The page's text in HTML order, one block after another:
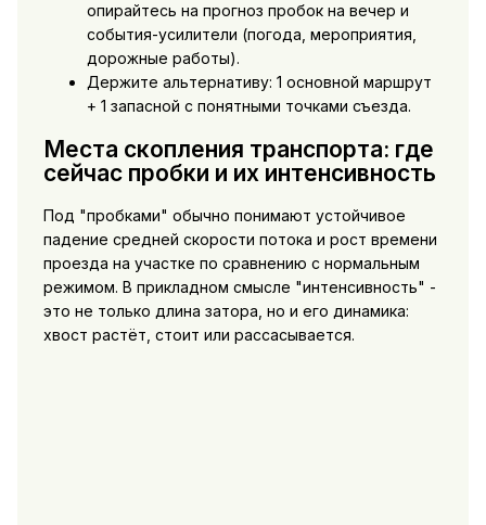
опирайтесь на прогноз пробок на вечер и
события-усилители (погода, мероприятия,
дорожные работы).
Держите альтернативу: 1 основной маршрут
+ 1 запасной с понятными точками съезда.
Места скопления транспорта: где
сейчас пробки и их интенсивность
Под "пробками" обычно понимают устойчивое
падение средней скорости потока и рост времени
проезда на участке по сравнению с нормальным
режимом. В прикладном смысле "интенсивность" -
это не только длина затора, но и его динамика:
хвост растёт, стоит или рассасывается.